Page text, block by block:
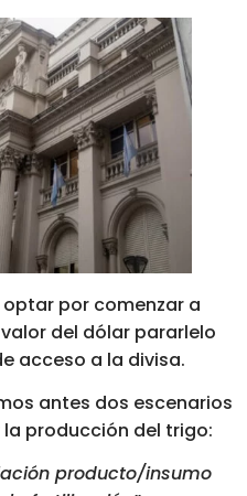
por comenzar a
del dólar pararlelo
acceso a la divisa.
antes dos escenarios
producción del trigo:
producto/insumo